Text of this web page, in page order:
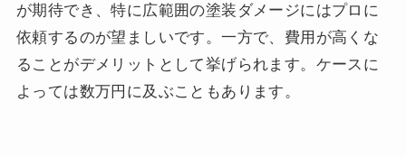
が期待でき、特に広範囲の塗装ダメージにはプロに
依頼するのが望ましいです。一方で、費用が高くな
ることがデメリットとして挙げられます。ケースに
よっては数万円に及ぶこともあります。